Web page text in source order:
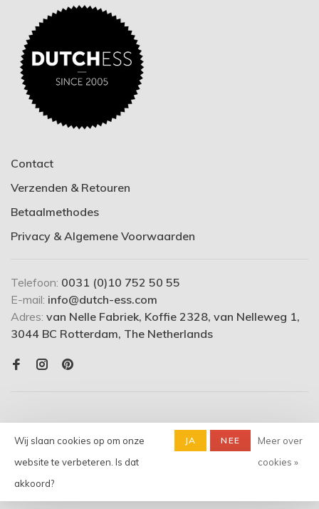
Contact
Verzenden & Retouren
Betaalmethodes
Privacy & Algemene Voorwaarden
Telefoon: 0031 (0)10 752 50 55
E-mail: info@dutch-ess.com
Adres: van Nelle Fabriek, Koffie 2328, van Nelleweg 1,
3044 BC Rotterdam, The Netherlands
© Copyright 2026 dutch-ess.com
Theme by
Wij slaan cookies op om onze
website te verbeteren. Is dat
akkoord?
JA NEE
Meer over
cookies »